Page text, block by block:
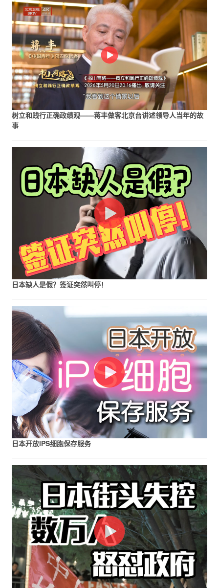
树立和践行正确政绩观——蒋丰做客北京台讲述领导人当年的故
事
日本缺人是假？签证突然叫停！
日本开放iPS细胞保存服务